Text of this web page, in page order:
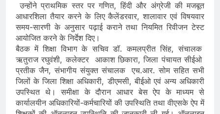
उन्होंने प्राथमिक स्तर पर गणित, हिंदी और अंग्रेजी की मजबूत
आधारशिला तैयार करने के लिए कैलेंडरवार, शालावार एवं विषयवार
समय-सारणी के अनुसार पढ़ाई कराने तथा नियमित रिवीजन टेस्ट
आयोजित करने के निर्देश दिए।
बैठक में शिक्षा विभाग के सचिव डॉ. कमलप्रीत सिंह, संचालक
ऋतुराज रघुवंशी, कलेक्टर आकाश छिकारा, जिला पंचायत सीईओ
प्रतीक जैन, संभागीय संयुक्त संचालक एच.आर. सोम सहित सभी
जिलों के जिला शिक्षा अधिकारी, डीएमसी, बीईओ एवं अन्य अधिकारी
उपस्थित थे। समीक्षा के दौरान आधार बेस ऐप के माध्यम से
कार्यालयीन अधिकारियों-कर्मचारियों की उपस्थिति तथा वीएसके ऐप में